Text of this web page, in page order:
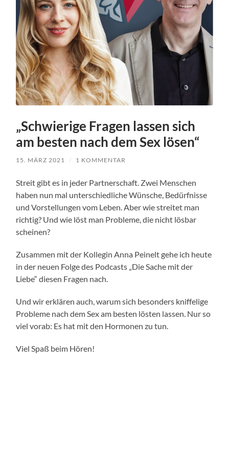
„Schwierige Fragen lassen sich
am besten nach dem Sex lösen“
15. MÄRZ 2021 / 1 KOMMENTAR
Streit gibt es in jeder Partnerschaft. Zwei Menschen
haben nun mal unterschiedliche Wünsche, Bedürfnisse
und Vorstellungen vom Leben. Aber wie streitet man
richtig? Und wie löst man Probleme, die nicht lösbar
scheinen?
Zusammen mit der Kollegin Anna Peinelt gehe ich heute
in der neuen Folge des Podcasts „Die Sache mit der
Liebe“ diesen Fragen nach.
Und wir erklären auch, warum sich besonders kniffelige
Probleme nach dem Sex am besten lösten lassen. Nur so
viel vorab: Es hat mit den Hormonen zu tun.
Viel Spaß beim Hören!